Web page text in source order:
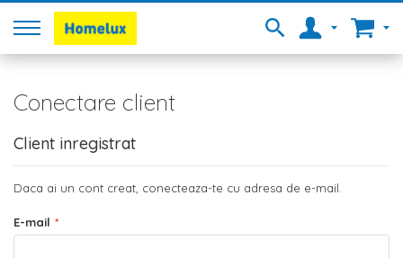
Conectare client
Client inregistrat
Daca ai un cont creat, conecteaza-te cu adresa de e-mail.
E-mail